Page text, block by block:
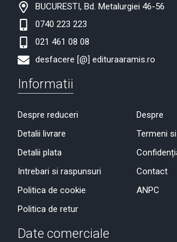
BUCURESTI, Bd. Metalurgiei 46-56
0740 223 223
021 461 08 08
desfacere [@] edituraaramis.ro
Informatii
Despre reduceri
Detalii livrare
Detalii plata
Intrebari si raspunsuri
Politica de cookie
Politica de retur
Despre
Termeni
Contact
ANPC
Date comerciale